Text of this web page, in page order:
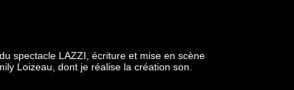
spectacle LAZZI, écriture et mise en scène
Loizeau, dont je réalise la création son.